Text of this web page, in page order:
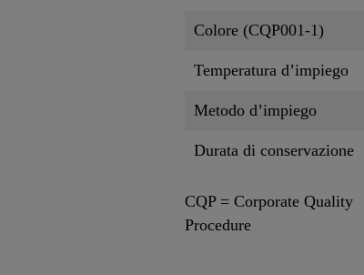
Colore (CQP001-1)
Temperatura d’impiego
Metodo d’impiego
Durata di conservazione
CQP = Corporate Quality
Procedure